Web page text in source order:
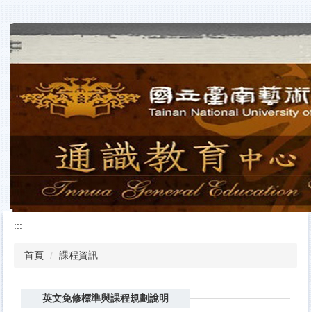
到
主
要
:::
首頁 課程資訊
英文免修標準與課程規劃說明